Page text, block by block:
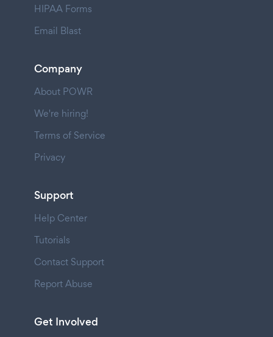
HIPAA Forms
Email Blast
Company
About POWR
We're hiring!
Terms of Service
Privacy
Support
Help Center
Tutorials
Contact Support
Report Abuse
Get Involved